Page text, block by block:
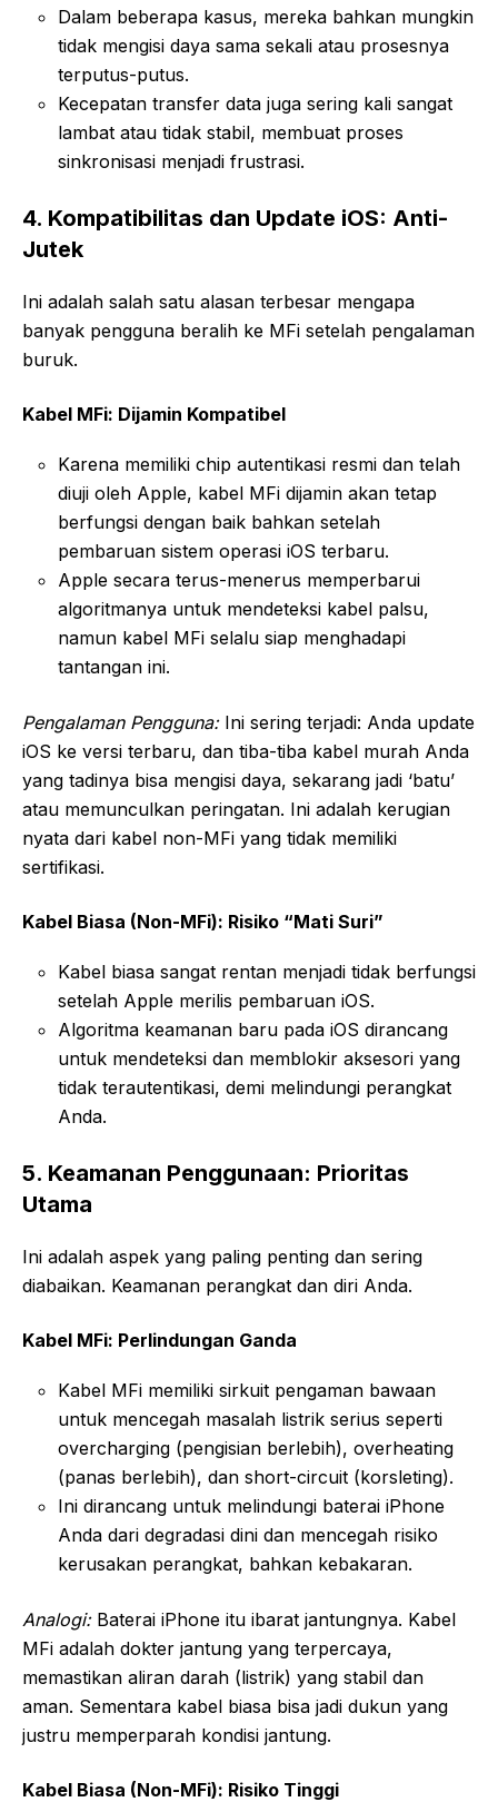
Dalam beberapa kasus, mereka bahkan mungkin
tidak mengisi daya sama sekali atau prosesnya
terputus-putus.
Kecepatan transfer data juga sering kali sangat
lambat atau tidak stabil, membuat proses
sinkronisasi menjadi frustrasi.
4. Kompatibilitas dan Update iOS: Anti-
Jutek
Ini adalah salah satu alasan terbesar mengapa
banyak pengguna beralih ke MFi setelah pengalaman
buruk.
Kabel MFi: Dijamin Kompatibel
Karena memiliki chip autentikasi resmi dan telah
diuji oleh Apple, kabel MFi dijamin akan tetap
berfungsi dengan baik bahkan setelah
pembaruan sistem operasi iOS terbaru.
Apple secara terus-menerus memperbarui
algoritmanya untuk mendeteksi kabel palsu,
namun kabel MFi selalu siap menghadapi
tantangan ini.
Pengalaman Pengguna:Ini sering terjadi: Anda update
iOS ke versi terbaru, dan tiba-tiba kabel murah Anda
yang tadinya bisa mengisi daya, sekarang jadi ‘batu’
atau memunculkan peringatan. Ini adalah kerugian
nyata dari kabel non-MFi yang tidak memiliki
sertifikasi.
Kabel Biasa (Non-MFi): Risiko “Mati Suri”
Kabel biasa sangat rentan menjadi tidak berfungsi
setelah Apple merilis pembaruan iOS.
Algoritma keamanan baru pada iOS dirancang
untuk mendeteksi dan memblokir aksesori yang
tidak terautentikasi, demi melindungi perangkat
Anda.
5. Keamanan Penggunaan: Prioritas
Utama
Ini adalah aspek yang paling penting dan sering
diabaikan. Keamanan perangkat dan diri Anda.
Kabel MFi: Perlindungan Ganda
Kabel MFi memiliki sirkuit pengaman bawaan
untuk mencegah masalah listrik serius seperti
overcharging (pengisian berlebih), overheating
(panas berlebih), dan short-circuit (korsleting).
Ini dirancang untuk melindungi baterai iPhone
Anda dari degradasi dini dan mencegah risiko
kerusakan perangkat, bahkan kebakaran.
Analogi:Baterai iPhone itu ibarat jantungnya. Kabel
MFi adalah dokter jantung yang terpercaya,
memastikan aliran darah (listrik) yang stabil dan
aman. Sementara kabel biasa bisa jadi dukun yang
justru memperparah kondisi jantung.
Kabel Biasa (Non-MFi): Risiko Tinggi